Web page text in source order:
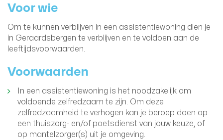
Voor wie
Om te kunnen verblijven in een assistentiewoning dien je
in Geraardsbergen te verblijven en te voldoen aan de
leeftijdsvoorwaarden.
Voorwaarden
In een assistentiewoning is het noodzakelijk om
voldoende zelfredzaam te zijn. Om deze
zelfredzaamheid te verhogen kan je beroep doen op
een thuiszorg- en/of poetsdienst van jouw keuze, of
op mantelzorger(s) uit je omgeving.